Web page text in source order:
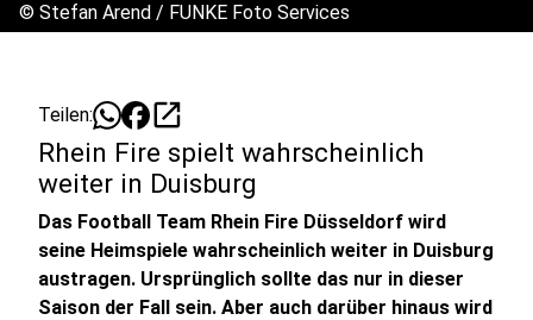
© Stefan Arend / FUNKE Foto Services
Teilen: open_in_new
Rhein Fire spielt wahrscheinlich
weiter in Duisburg
Das Football Team Rhein Fire Düsseldorf wird
seine Heimspiele wahrscheinlich weiter in Duisburg
austragen. Ursprünglich sollte das nur in dieser
Saison der Fall sein. Aber auch darüber hinaus wird